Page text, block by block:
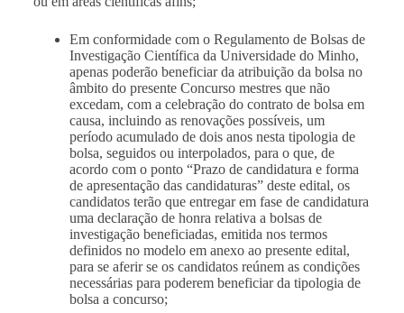
Em conformidade com o Regulamento de Bolsas de
Investigação Científica da Universidade do Minho,
apenas poderão beneficiar da atribuição da bolsa no
âmbito do presente Concurso mestres que não
excedam, com a celebração do contrato de bolsa em
causa, incluindo as renovações possíveis, um
período acumulado de dois anos nesta tipologia de
bolsa, seguidos ou interpolados, para o que, de
acordo com o ponto “Prazo de candidatura e forma
de apresentação das candidaturas” deste edital, os
candidatos terão que entregar em fase de candidatura
uma declaração de honra relativa a bolsas de
investigação beneficiadas, emitida nos termos
definidos no modelo em anexo ao presente edital,
para se aferir se os candidatos reúnem as condições
necessárias para poderem beneficiar da tipologia de
bolsa a concurso;